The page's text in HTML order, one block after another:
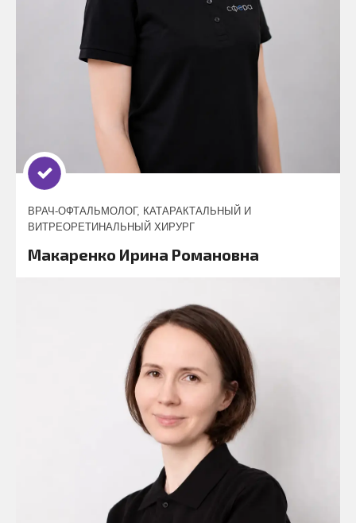
ВРАЧ-ОФТАЛЬМОЛОГ, КАТАРАКТАЛЬНЫЙ И
ВИТРЕОРЕТИНАЛЬНЫЙ ХИРУРГ
Макаренко Ирина Романовна